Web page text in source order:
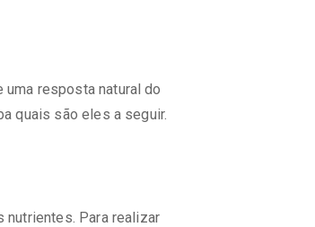
resposta natural do
quais são eles a seguir.
nutrientes. Para realizar